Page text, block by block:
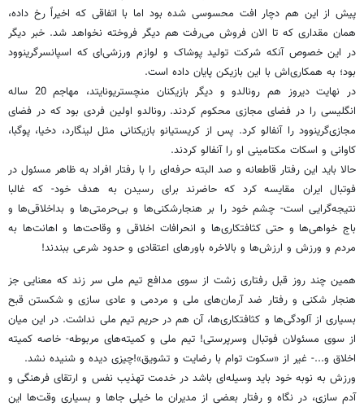
پیش از این هم دچار افت محسوسی شده بود اما با اتفاقی که اخیراً رخ داده،
همان مقداری که تا الان فروش می‌رفت هم دیگر فروخته نخواهد شد. خبر دیگر
در این خصوص آنکه شرکت تولید پوشاک و لوازم ورزشی‌ای که اسپانسرگرینوود
بود؛ به همکاری‌اش با این بازیکن پایان داده است.
در نهایت دیروز هم رونالدو و دیگر بازیکنان منچستریونایتد، مهاجم 20 ساله
انگلیسی را در فضای مجازی محکوم کردند. رونالدو اولین فردی بود که در فضای
مجازی‌گرینوود را آنفالو کرد. پس از کریستیانو بازیکنانی مثل لینگارد، دخیا، پوگبا،
کاوانی و اسکات مکتامینی او را آنفالو کردند.
حالا باید این رفتار قاطعانه و صد البته حرفه‌ای را با رفتار افراد به ظاهر مسئول در
فوتبال ایران مقایسه کرد که حاضرند برای رسیدن به هدف خود- که غالبا
نتیجه‌گرایی است- چشم خود را بر هنجارشکنی‌ها و بی‌حرمتی‌ها و بداخلاقی‌ها و
باج خواهی‌ها و حتی کثافتکاری‌ها و انحرافات اخلاقی و وقاحت‌ها و اهانت‌ها به
مردم و ورزش و ارزش‌ها و بالاخره باورهای اعتقادی و حدود شرعی ببندند!
همین چند روز قبل رفتاری زشت از سوی مدافع تیم ملی سر زند که معنایی جز
هنجار شکنی و رفتار ضد آرمان‌های ملی و مردمی و عادی ‌سازی و شکستن قبح
بسیاری از آلودگی‌ها و کثافتکاری‌ها، آن هم در حریم تیم ملی نداشت. در این میان
از سوی مسئولان فوتبال وسرپرستی! تیم ملی و کمیته‌های مربوطه- خاصه کمیته
اخلاق و...- غیر از «سکوت توام با رضایت و تشویق»!چیزی دیده و شنیده نشد.
ورزش به نوبه خود باید وسیله‌ای باشد در خدمت تهذیب نفس و ارتقای فرهنگی و
آدم ‌سازی، در نگاه و رفتار بعضی از مدیران ما خیلی جاها و بسیاری وقت‌ها این